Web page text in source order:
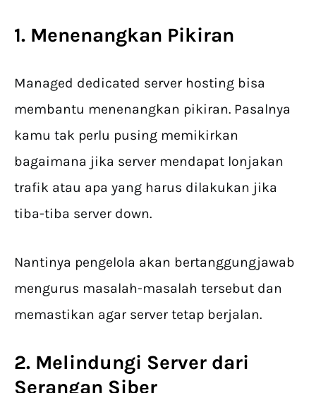
1. Menenangkan Pikiran
Managed dedicated server hosting bisa
membantu menenangkan pikiran. Pasalnya
kamu tak perlu pusing memikirkan
bagaimana jika server mendapat lonjakan
trafik atau apa yang harus dilakukan jika
tiba-tiba server down.
Nantinya pengelola akan bertanggungjawab
mengurus masalah-masalah tersebut dan
memastikan agar server tetap berjalan.
2. Melindungi Server dari
Serangan Siber